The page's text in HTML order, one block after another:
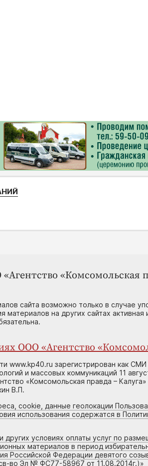
«Комсомольская
сайта возможно только в случае
материалов на других сайтах
ООО «Агентство
www.kp40.ru зарегистрирован как
и массовых коммуникаций 11
«Комсомольская правда – Калуга»
В.П.
cookie, данные геолокации
использования содержатся в
других условиях оплаты услуг по
материалов в период
Российской Федерации девятого
во Эл № ФС77-58967 от 11.08.2014г.)»